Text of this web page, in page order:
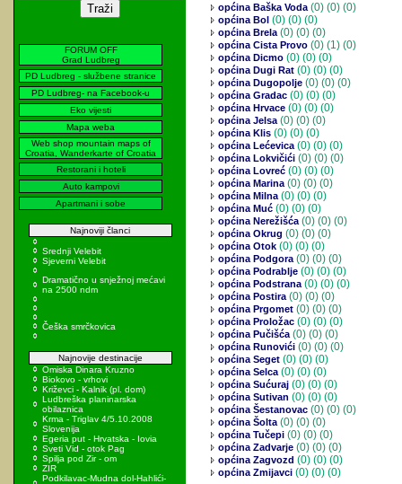
FORUM OFF
Grad Ludbreg
PD Ludbreg - službene stranice
PD Ludbreg- na Facebook-u
Eko vijesti
Mapa weba
Web shop mountain maps of
Croatia, Wanderkarte of Croatia
Restorani i hoteli
Auto kampovi
Apartmani i sobe
Najnoviji članci
Srednji Velebit
Sjeverni Velebit
Dramatično u snježnoj mećavi
na 2500 ndm
Češka smrčkovica
Najnovije destinacije
Omiska Dinara Kruzno
Biokovo - vrhovi
Križevci - Kalnik (pl. dom)
Ludbreška planinarska
obilaznica
Krma - Triglav 4/5.10.2008
Slovenija
Egeria put - Hrvatska - Iovia
Sveti Vid - otok Pag
Spilja pod Zir - om
ZIR
Podkilavac-Mudna dol-Hahlići-
općina Baška Voda(0) (0) (0)
općina Bol (0) (0) (0)
općina Brela(0) (0) (0)
općina Cista Provo (0) (1) (0)
općina Dicmo (0) (0) (0)
općina Dugi Rat (0) (0) (0)
općina Dugopolje (0) (0) (0)
općina Gradac (0) (0) (0)
općina Hrvace (0) (0) (0)
općina Jelsa(0) (0) (0)
općina Klis (0) (0) (0)
općina Lećevica(0) (0) (0)
općina Lokvičići (0) (0) (0)
općina Lovreć (0) (0) (0)
općina Marina(0) (0) (0)
općina Milna(0) (0) (0)
općina Muć (0) (0) (0)
općina Nerežišća(0) (0) (0)
općina Okrug (0) (0) (0)
općina Otok (0) (0) (0)
općina Podgora(0) (0) (0)
općina Podrablje (0) (0) (0)
općina Podstrana(0) (0) (0)
općina Postira(0) (0) (0)
općina Prgomet (0) (0) (0)
općina Proložac (0) (0) (0)
općina Pučišća(0) (0) (0)
općina Runovići (0) (0) (0)
općina Seget (0) (0) (0)
općina Selca(0) (0) (0)
općina Sućuraj (0) (0) (0)
općina Sutivan (0) (0) (0)
općina Šestanovac (0) (0) (0)
općina Šolta(0) (0) (0)
općina Tučepi (0) (0) (0)
općina Zadvarje (0) (0) (0)
općina Zagvozd (0) (0) (0)
općina Zmijavci (0) (0) (0)